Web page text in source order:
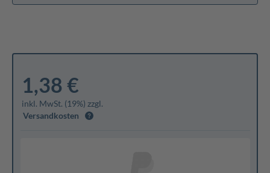
1,38 €
inkl. MwSt. (19%) zzgl.
Versandkosten